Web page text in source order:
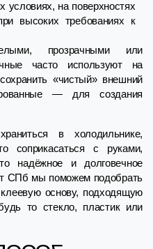
на поверхностях
высоких требованиях к
прозрачными или
часто используют на
«чистый» внешний
— для создания
в холодильнике,
соприкасаться с руками,
надёжное и долговечное
СПб мы поможем подобрать
основу, подходящую
то стекло, пластик или